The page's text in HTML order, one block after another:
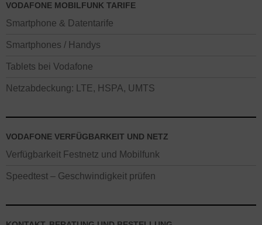
VODAFONE MOBILFUNK TARIFE
Smartphone & Datentarife
Smartphones / Handys
Tablets bei Vodafone
Netzabdeckung: LTE, HSPA, UMTS
VODAFONE VERFÜGBARKEIT UND NETZ
Verfügbarkeit Festnetz und Mobilfunk
Speedtest – Geschwindigkeit prüfen